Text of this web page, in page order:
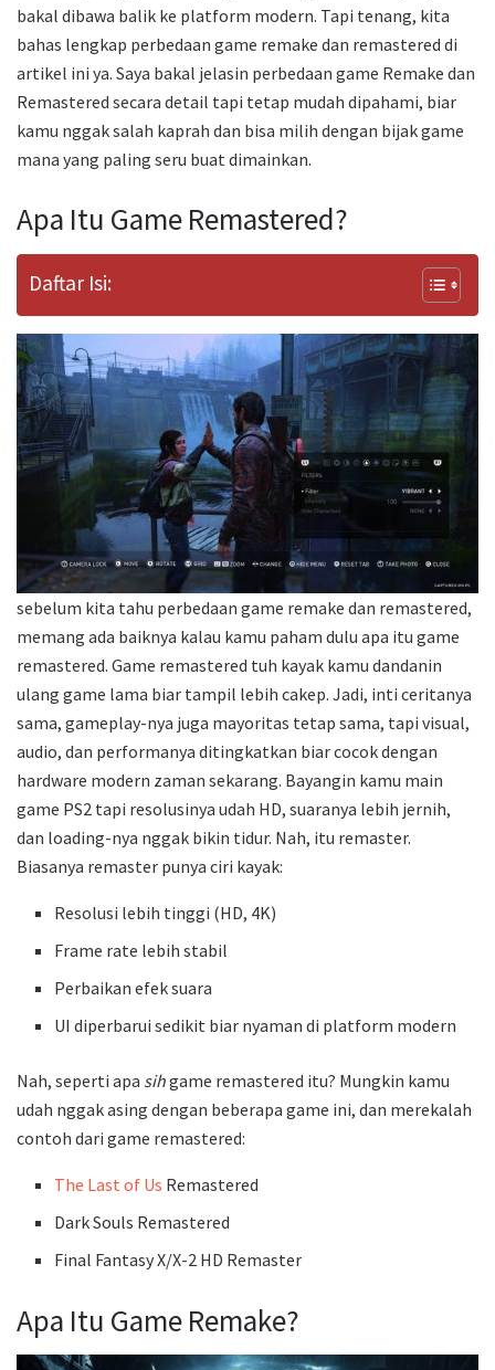
bakal dibawa balik ke platform modern. Tapi tenang, kita
bahas lengkap perbedaan game remake dan remastered di
artikel ini ya. Saya bakal jelasin perbedaan game Remake dan
Remastered secara detail tapi tetap mudah dipahami, biar
kamu nggak salah kaprah dan bisa milih dengan bijak game
mana yang paling seru buat dimainkan.
Apa Itu Game Remastered?
Daftar Isi:
sebelum kita tahu perbedaan game remake dan remastered,
memang ada baiknya kalau kamu paham dulu apa itu game
remastered. Game remastered tuh kayak kamu dandanin
ulang game lama biar tampil lebih cakep. Jadi, inti ceritanya
sama, gameplay-nya juga mayoritas tetap sama, tapi visual,
audio, dan performanya ditingkatkan biar cocok dengan
hardware modern zaman sekarang. Bayangin kamu main
game PS2 tapi resolusinya udah HD, suaranya lebih jernih,
dan loading-nya nggak bikin tidur. Nah, itu remaster.
Biasanya remaster punya ciri kayak:
Resolusi lebih tinggi (HD, 4K)
Frame rate lebih stabil
Perbaikan efek suara
UI diperbarui sedikit biar nyaman di platform modern
Nah, seperti apa sihgame remastered itu? Mungkin kamu
udah nggak asing dengan beberapa game ini, dan merekalah
contoh dari game remastered:
The Last of Us Remastered
Dark Souls Remastered
Final Fantasy X/X-2 HD Remaster
Apa Itu Game Remake?